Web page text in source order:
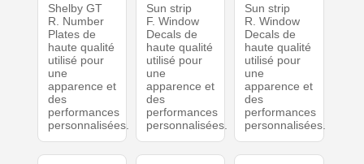
Shelby GT
R. Number
Plates de
haute qualité
utilisé pour
une
apparence et
des
performances
personnalisées.
Sun strip
F. Window
Decals de
haute qualité
utilisé pour
une
apparence et
des
performances
personnalisées.
Sun strip
R. Window
Decals de
haute qualité
utilisé pour
une
apparence et
des
performances
personnalisées.